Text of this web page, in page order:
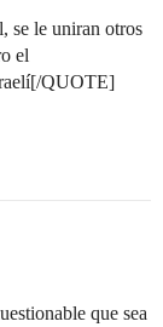
se le uniran otros
el
QUOTE]
que sea